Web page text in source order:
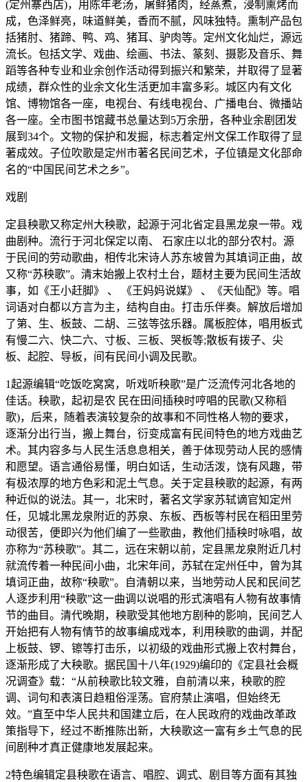
(定州寨西店)，用陈年老汤，屠鲜猪肉，经蒸煮，浸制熏烤而
成，色泽鲜亮，味道鲜美，香而不腻，风味独特。熏制产品包
括猪肘、猪蹄、鸭、鸡、猪耳、驴肉等。定州文化灿烂，源远
流长。包括文学、戏曲、绘画、书法、篆刻、摄影及音乐、舞
蹈等各种专业和业余创作活动得到振兴和繁荣，并取得了显著
成绩，群众性的业余文化生活更加丰富多彩。城区内有文化
馆、博物馆各一座，电视台、有线电视台、广播电台、微播站
各一座。全市图书馆藏书总量达到5万余册，各种业余剧团发
展到34个。文物的保护和发掘，标志着定州文保工作取得了显
著成效。子位吹歌是定州市著名民间艺术，子位镇是文化部命
名的“中国民间艺术之乡”。
戏剧
定县秧歌又称定州大秧歌，起源于河北省定县黑龙泉一带。戏
曲剧种。流行于河北保定以南、 石家庄以北的部分农村。源
于民间的劳动歌曲，相传北宋诗人苏东坡曾为其填词正曲，故
又称“苏秧歌”。清末始搬上农村土台，题材主要为民间生活故
事，如《王小赶脚》 、 《王妈妈说媒》 、《天仙配》等。唱
词语对白都以方言为主，结构自由。打击乐伴奏。解放后增加
了第、生、板鼓、二胡、三弦等弦乐器。属板腔体，唱用板式
有慢二六、快二六、寸板、三板、哭板等;散板有拨子、尖
板、起腔、导板，间有民间小调及民歌。
1起源编辑“吃饭吃窝窝，听戏听秧歌”是广泛流传河北各地的
佳话。秧歌，起初是农 民在田间插秧时哼唱的民歌(又称稻
歌)，后来，随着表演较复杂的故事和不同性格人物的要求，
逐渐分出行当，搬上舞台，衍变成富有民间特色的地方戏曲艺
术。其内容多与人民生活息息相关，善于体现劳动人民的感情
和愿望。语言通俗易懂，明白如话，生动活泼，饶有风趣，带
有极浓厚的地方色彩和泥土气息。关于定县秧歌的起源，有两
种近似的说法。其一，北宋时，著名文学家苏轼谪官知定州
任，见城北黑龙泉附近的苏泉、东板、西板等村民在稻田里劳
动很苦，便即兴为他们编了一些歌曲，教他们插秧时咏唱，故
亦称为“苏秧歌”。其二，远在宋朝以前，定县黑龙泉附近几村
就流传着一种民间小曲，北宋年间，苏轼在定州任中，曾为其
填词正曲，故称“秧歌”。自清朝以来，当地劳动人民和民间艺
人逐步利用“秧歌”这一曲调以说唱的形式演唱有人物有故事情
节的曲目。清代晚期，秧歌受其他地方剧种的影响，民间艺人
开始把有人物有情节的故事编成戏本，利用秧歌的曲调，并配
上板鼓、锣、镲等打击乐，以初级的戏曲形式搬上农村舞台，
逐渐形成了大秧歌。据民国十八年(1929)编印的《定县社会概
况调查》载：“从前秧歌比较文雅，自前清以来，秧歌的腔
调、词句和表演日趋粗俗淫荡。官府禁止演唱，但始终无
效。”直至中华人民共和国建立后，在人民政府的戏曲改革政
策指导下，经过不断推陈出新，大秧歌这一富有乡土气息的民
间剧种才真正健康地发展起来。
2特色编辑定县秧歌在语言、唱腔、调式、剧目等方面有其独